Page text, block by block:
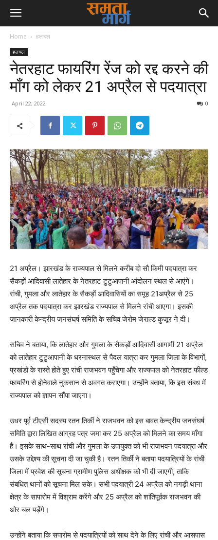
Home हलचल
हलचल
नेतरहाट फायरिंग रेंज को रद्द करने की
माँग को लेकर 21 अप्रैल से पदयात्रा
April 22, 2022 0
21 अप्रैल। झारखंड के राज्यपाल से मिलने करीब दो सौ किमी पदयात्रा कर
सैकड़ों आदिवासी लातेहार के नेतरहाट टुटुआपानी आंदोलन स्थल से आएंगे।
रांची, गुमला और लातेहार के सैकड़ों आदिवासियों का समूह 21अप्रैल से 25
अप्रैल तक पदयात्रा कर झारखंड राज्यपाल से मिलने रांची आएगा। इसकी
जानकारी केन्द्रीय जनसंघर्ष समिति के सचिव जेरोम जेराल्ड कुजूर ने दी।
सचिव ने बताया, कि लातेहार और गुमला के सैकड़ों आदिवासी आगामी 21 अप्रैल
को लातेहार टुटुआपानी के धरनास्थल से पैदल यात्रा कर गुमला जिला के विभागों,
प्रखंडों के रास्ते होते हुए रांची राजभवन पहुँचेगा और राज्यपाल को नेतरहाट फील्ड
फायरिंग से होनेवाले नुकसान से अवगत कराएगा। उन्होंने बताया, कि इस संबध में
राज्यपाल को ज्ञापन सौंपा जाएगा।
उधर पूर्व टीएसी सदस्य रतन तिर्की ने राजभवन को इस बावत केन्द्रीय जनसंघर्ष
समिति द्वारा लिखित आग्रह पत्र जमा कर 25 अप्रैल को मिलने का समय माँगा
है। इसके साथ-साथ रांची और गुमला के उपायुक्त को भी राजभवन पदयात्रा और
उसके उद्देश्य की सूचना दी जा चुकी है। रतन तिर्की ने बताया पदयात्रियों के रांची
जिला में प्रवेश की सूचना ग्रामीण पुलिस अधीक्षक को भी दी जाएगी, ताकि
संबधित थानों को सूचना मिल सके। सभी पदयात्री 24 अप्रैल को नगड़ी थाना
क्षेत्र के सापारोम में विश्राम करेंगे और 25 अप्रैल को शांतिपूर्वक राजभवन की
ओर चल पड़ेंगे।
उन्होंने बताया कि सपारोम से पदयात्रियों को साथ देने के लिए रांची और आसपास